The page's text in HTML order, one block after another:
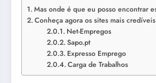
Mas onde é que eu posso encontrar
Conheça agora os sites mais
Net-Empregos
Sapo.pt
Expresso Emprego
Carga de Trabalhos